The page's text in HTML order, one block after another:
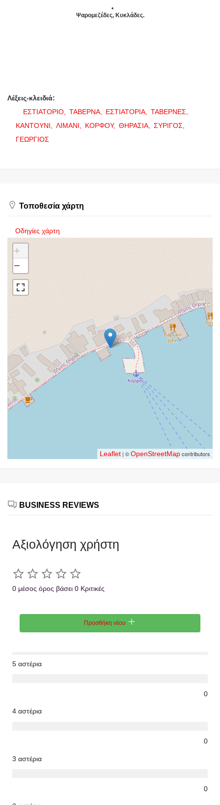
Ψαρομεζέδες, Κυκλάδες.
Λέξεις-κλειδιά:
ΕΣΤΙΑΤΟΡΙΟ,
ΤΑΒΕΡΝΑ, ΕΣΤΙΑΤΟΡΙΑ,
ΤΑΒΕΡΝΕΣ,
ΚΑΝΤΟΥΝΙ,
ΛΙΜΑΝΙ, ΚΟΡΦΟΥ, ΘΗΡΑΣΙΑ,
ΣΥΡΙΓΟΣ,
ΓΕΩΡΓΙΟΣ
Τοποθεσία χάρτη
Οδηγίες χάρτη
+
−
Leaflet | ©OpenStreetMapcontributors
BUSINESS REVIEWS
Αξιολόγηση χρήστη
0 μέσος όρος βάσει 0 Κριτικές
Προσθήκη νέου
5 αστέρια
0
4 αστέρια
0
3 αστέρια
0